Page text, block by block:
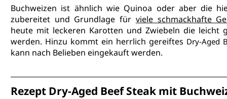
Buchweizen ist ähnlich wie Quinoa oder aber die
zubereitet und Grundlage für viele schmackhafte
heute mit leckeren Karotten und Zwiebeln die
werden. Hinzu kommt ein herrlich gereiftes Dry-Aged
kann nach Belieben eingekauft werden.
Rezept Dry-Aged Beef Steak mit